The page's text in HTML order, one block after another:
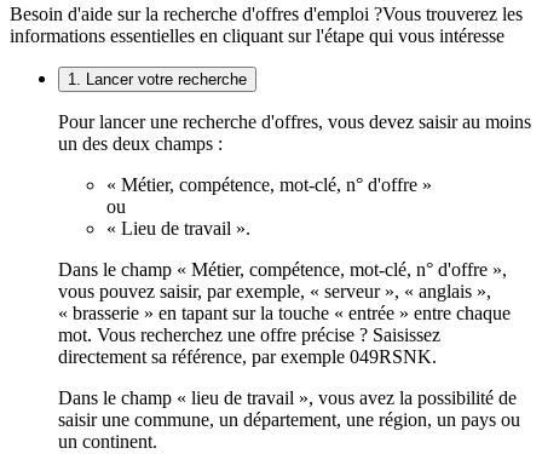
Besoin d'aide sur la recherche d'offres d'emploi ?Vous trouverez les
informations essentielles en cliquant sur l'étape qui vous intéresse
1. Lancer votre recherche
Pour lancer une recherche d'offres, vous devez saisir au moins
un des deux champs :
« Métier, compétence, mot-clé, n° d'offre »
ou
« Lieu de travail ».
Dans le champ « Métier, compétence, mot-clé, n° d'offre »,
vous pouvez saisir, par exemple, « serveur », « anglais »,
« brasserie » en tapant sur la touche « entrée » entre chaque
mot. Vous recherchez une offre précise ? Saisissez
directement sa référence, par exemple 049RSNK.
Dans le champ « lieu de travail », vous avez la possibilité de
saisir une commune, un département, une région, un pays ou
un continent.